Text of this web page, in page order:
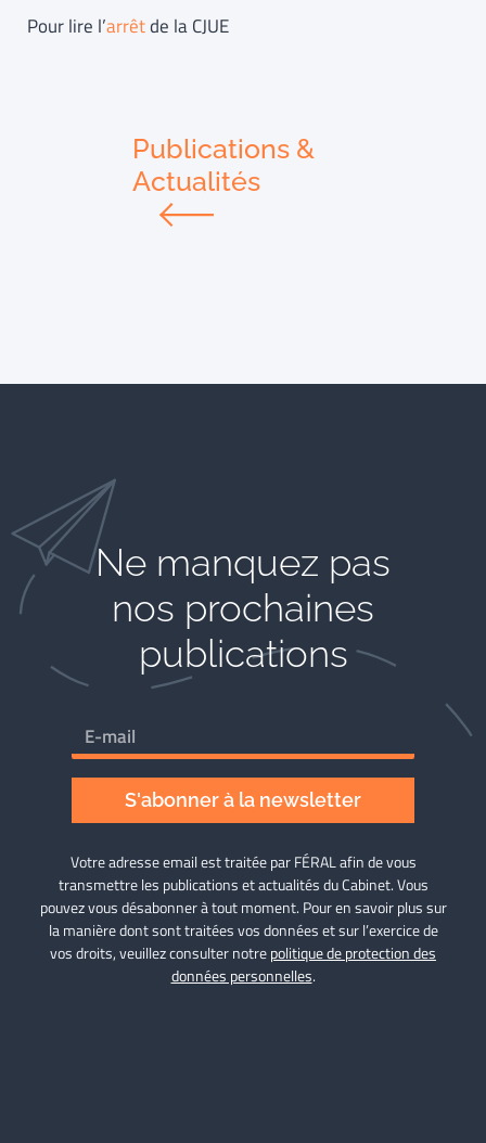
Pour lire l’arrêtde la CJUE
Publications &
Actualités
Ne manquez pas
nos prochaines
publications
S'abonner à la newsletter
Votre adresse email est traitée par FÉRAL afin de vous
transmettre les publications et actualités du Cabinet. Vous
pouvez vous désabonner à tout moment. Pour en savoir plus sur
la manière dont sont traitées vos données et sur l’exercice de
vos droits, veuillez consulter notrepolitique de protection des
données personnelles.